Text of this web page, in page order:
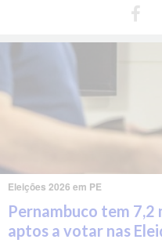
Eleições 2026 em PE
Pernambuco tem
aptos a votar nas